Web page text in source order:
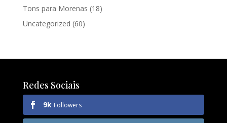
Tons para Morenas (18)
Uncategorized (60)
Redes Sociais
9k Followers